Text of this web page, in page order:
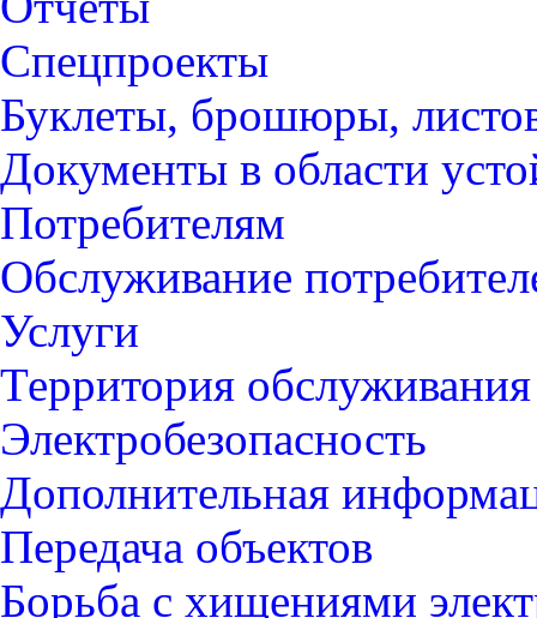
Спецпроекты
Буклеты, брошюры,
Документы в области
Потребителям
Обслуживание
Услуги
Территория обслуживания
Электробезопасность
Дополнительная
Передача объектов
Борьба с хищениями